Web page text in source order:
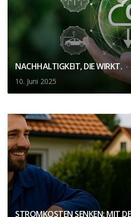
NACHHALTIGKEIT, DIE WIRKT.
10. Juni 2025
STROMKOSTEN SENKEN: MIT